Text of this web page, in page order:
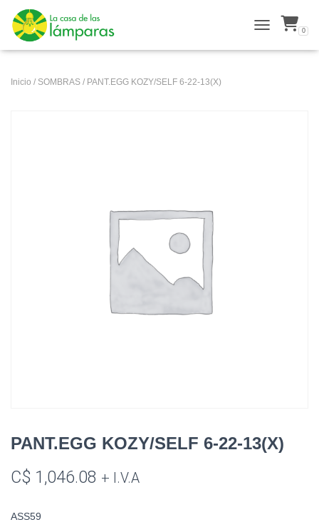
ALTERNAR
0
Inicio / SOMBRAS / PANT.EGG KOZY/SELF 6-22-13(X)
PANT.EGG KOZY/SELF 6-22-13(X)
C$ 1,046.08 + I.V.A
ASS59